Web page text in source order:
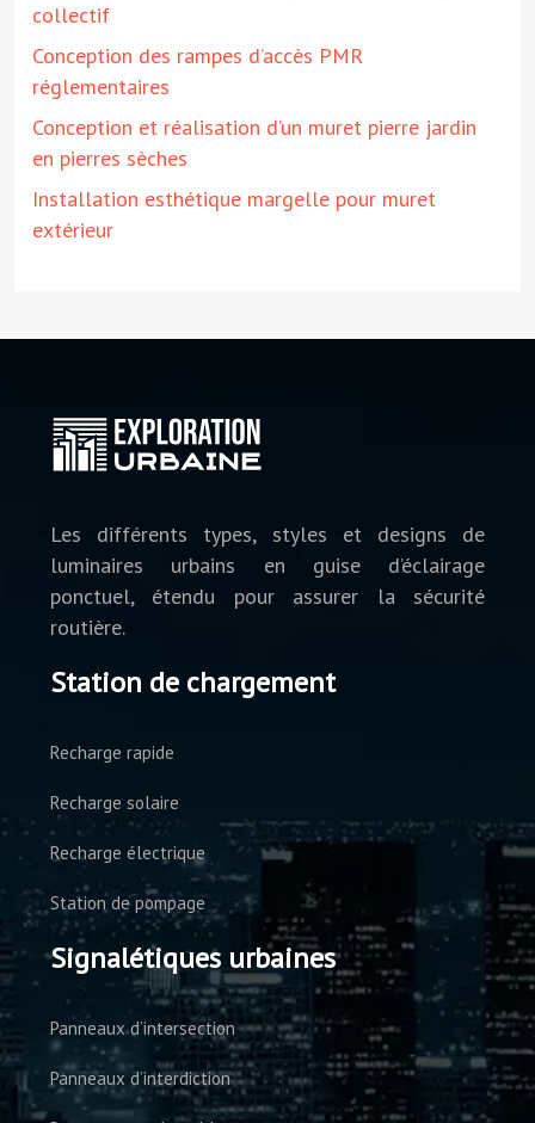
collectif
Conception des rampes d’accès PMR
réglementaires
Conception et réalisation d’un muret pierre jardin
en pierres sèches
Installation esthétique margelle pour muret
extérieur
Les différents types, styles et designs de
luminaires urbains en guise d’éclairage
ponctuel, étendu pour assurer la sécurité
routière.
Station de chargement
Recharge rapide
Recharge solaire
Recharge électrique
Station de pompage
Signalétiques urbaines
Panneaux d’intersection
Panneaux d’interdiction